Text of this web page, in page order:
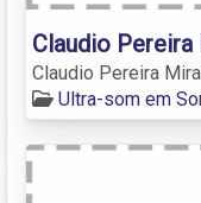
Claudio Pereira
Claudio Pereira
Ultra-som em